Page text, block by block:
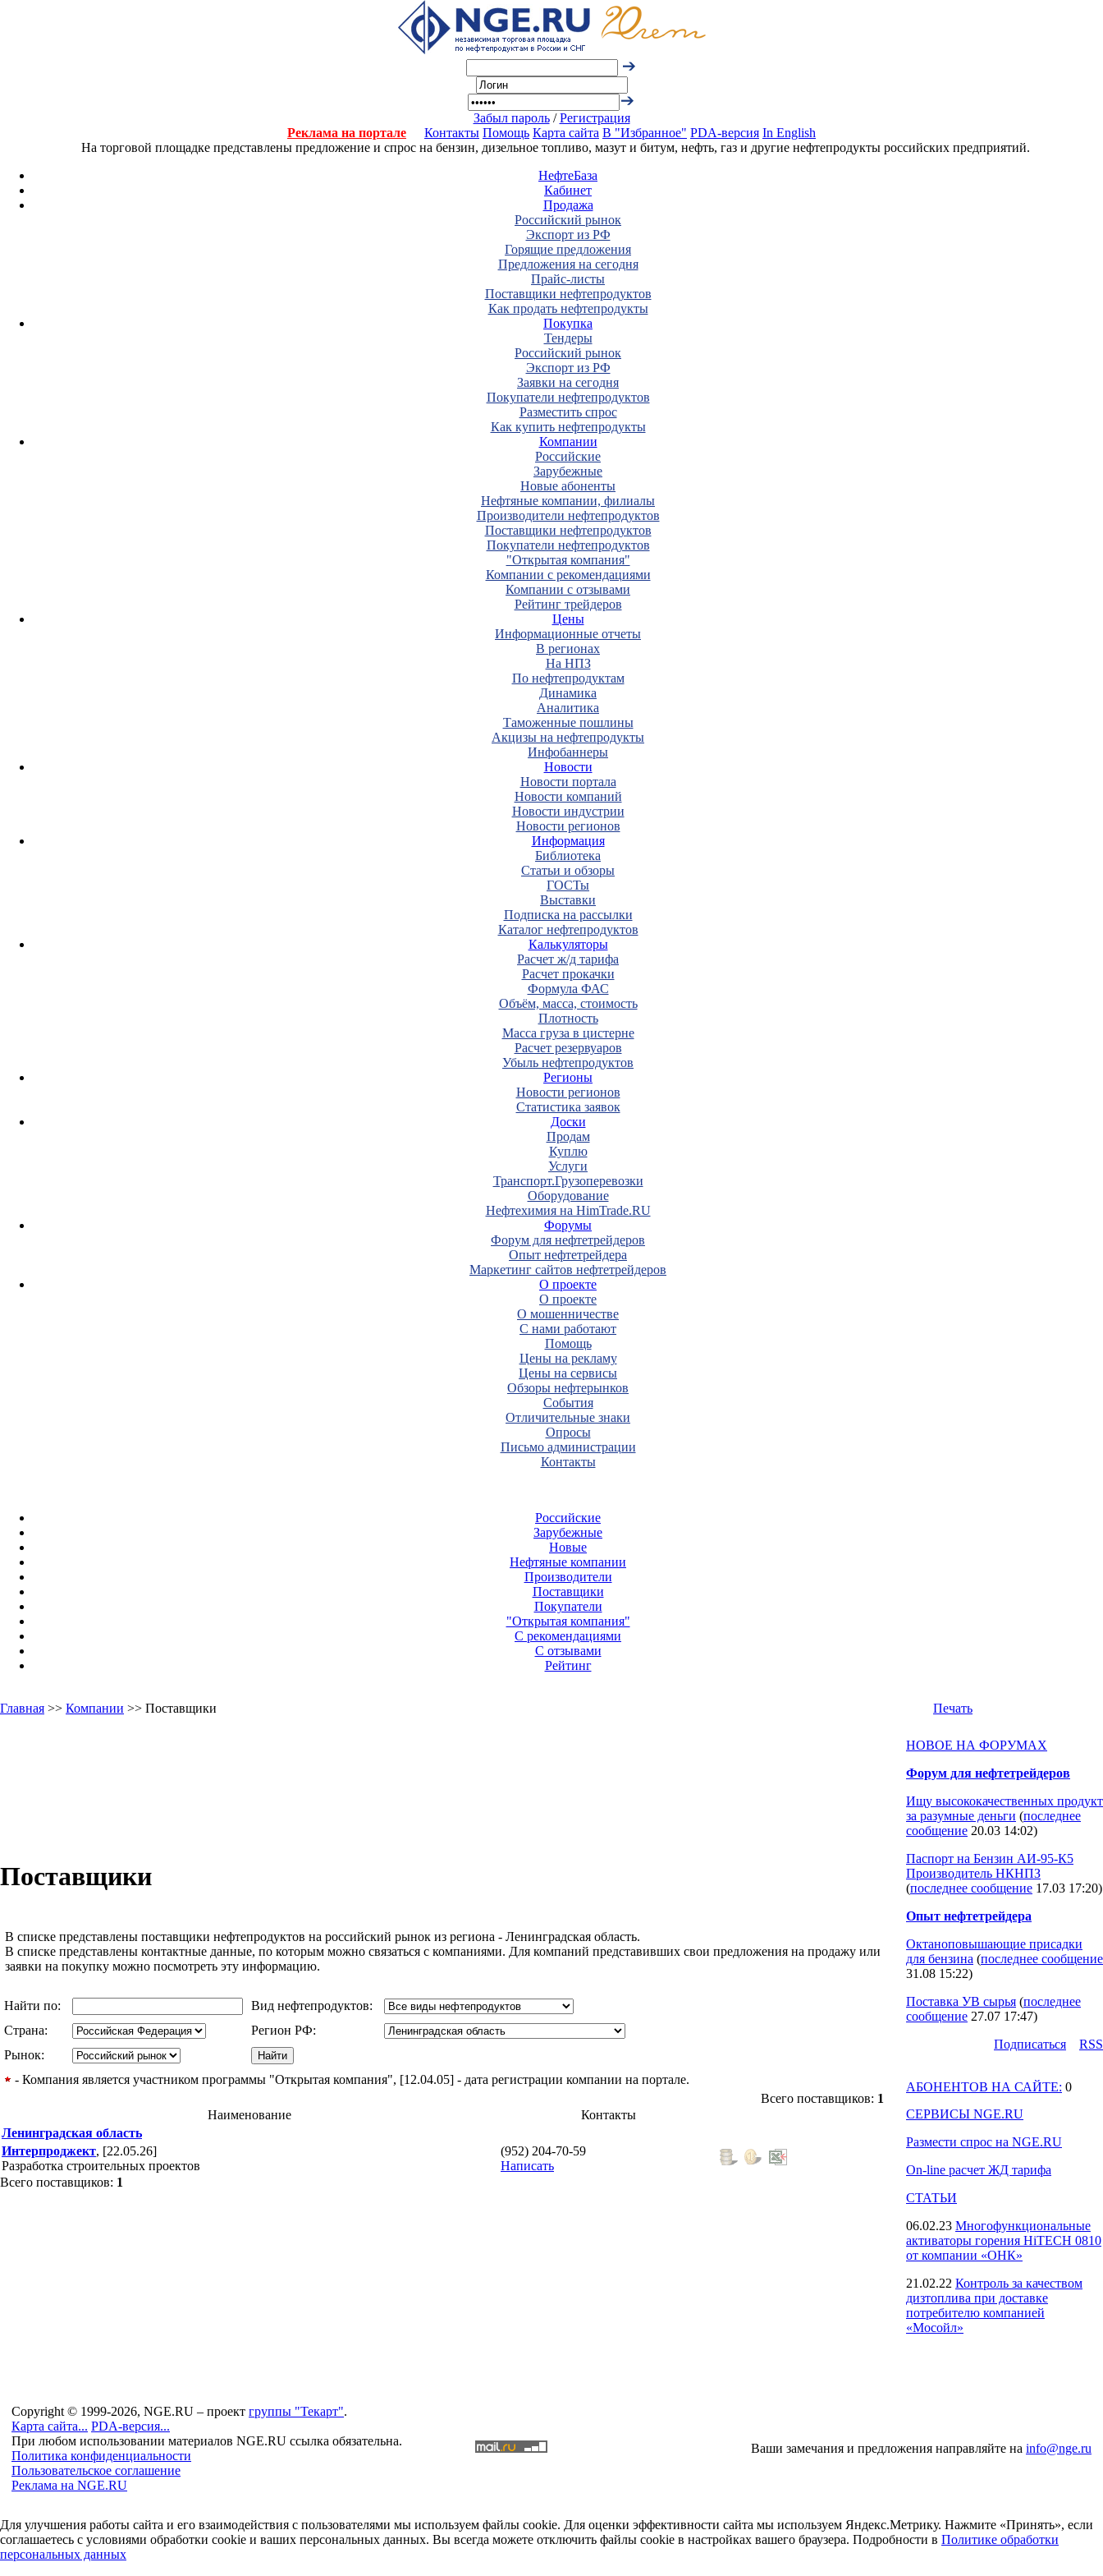
Забыл пароль/Регистрация
Реклама на портале
Контакты Помощь Карта сайта В "Избранное" PDA-версия In English
На торговой площадке представлены предложение и спрос на бензин, дизельное топливо, мазут и битум, нефть, газ и другие нефтепродукты российских предприятий.
НефтеБаза
Кабинет
Продажа
Российский рынок
Экспорт из РФ
Горящие предложения
Предложения на сегодня
Прайс-листы
Поставщики нефтепродуктов
Как продать нефтепродукты
Покупка
Тендеры
Российский рынок
Экспорт из РФ
Заявки на сегодня
Покупатели нефтепродуктов
Разместить спрос
Как купить нефтепродукты
Компании
Российские
Зарубежные
Новые абоненты
Нефтяные компании, филиалы
Производители нефтепродуктов
Поставщики нефтепродуктов
Покупатели нефтепродуктов
"Открытая компания"
Компании с рекомендациями
Компании с отзывами
Рейтинг трейдеров
Цены
Информационные отчеты
В регионах
На НПЗ
По нефтепродуктам
Динамика
Аналитика
Таможенные пошлины
Акцизы на нефтепродукты
Инфобаннеры
Новости
Новости портала
Новости компаний
Новости индустрии
Новости регионов
Информация
Библиотека
Статьи и обзоры
ГОСТы
Выставки
Подписка на рассылки
Каталог нефтепродуктов
Калькуляторы
Расчет ж/д тарифа
Расчет прокачки
Формула ФАС
Объём, масса, стоимость
Плотность
Масса груза в цистерне
Расчет резервуаров
Убыль нефтепродуктов
Регионы
Новости регионов
Статистика заявок
Доски
Продам
Куплю
Услуги
Транспорт.Грузоперевозки
Оборудование
Нефтехимия на HimTrade.RU
Форумы
Форум для нефтетрейдеров
Опыт нефтетрейдера
Маркетинг сайтов нефтетрейдеров
О проекте
О проекте
О мошенничестве
С нами работают
Помощь
Цены на рекламу
Цены на сервисы
Обзоры нефтерынков
События
Отличительные знаки
Опросы
Письмо администрации
Контакты
Российские
Зарубежные
Новые
Нефтяные компании
Производители
Поставщики
Покупатели
"Открытая компания"
С рекомендациями
С отзывами
Рейтинг
Главная >> Компании >> Поставщики Печать
Поставщики
В списке представлены поставщики нефтепродуктов на российский рынок из региона - Ленинградская область.
В списке представлены контактные данные, по которым можно связаться с компаниями. Для компаний представивших свои предложения на продажу или
заявки на покупку можно посмотреть эту информацию.
Найти по:
Вид нефтепродуктов:
Страна:
Регион РФ:
Рынок:
- Компания является участником программы "Открытая компания", [12.04.05] - дата регистрации компании на портале.
Всего поставщиков: 1
Наименование
Контакты
Ленинградская область
Интерпроджект, [22.05.26]
Разработка строительных проектов
(952) 204-70-59
Написать
Всего поставщиков: 1
НОВОЕ НА ФОРУМАХ
Форум для нефтетрейдеров
Ищу высококачественных продукт
за разумные деньги (последнее
сообщение 20.03 14:02)
Паспорт на Бензин АИ-95-К5
Производитель НКНПЗ
(последнее сообщение 17.03 17:20)
Опыт нефтетрейдера
Октаноповышающие присадки
для бензина (последнее сообщение
31.08 15:22)
Поставка УВ сырья (последнее
сообщение 27.07 17:47)
Подпиcаться
RSS
АБОНЕНТОВ НА САЙТЕ: 0
СЕРВИСЫ NGE.RU
Размести спрос на NGE.RU
On-line расчет ЖД тарифа
СТАТЬИ
06.02.23 Многофункциональные
активаторы горения HiTECH 0810
от компании «ОНК»
21.02.22 Контроль за качеством
дизтоплива при доставке
потребителю компанией
«Мосойл»
Copyright © 1999-2026, NGE.RU – проект группы "Текарт".
Карта сайта... PDA-версия...
При любом использовании материалов NGE.RU ссылка обязательна.
Политика конфиденциальности
Пользовательское соглашение
Реклама на NGE.RU
Ваши замечания и предложения направляйте на info@nge.ru
Для улучшения работы сайта и его взаимодействия с пользователями мы используем файлы cookie. Для оценки эффективности сайта мы используем Яндекс.Метрику. Нажмите «Принять», если
соглашаетесь с условиями обработки cookie и ваших персональных данных. Вы всегда можете отключить файлы cookie в настройках вашего браузера. Подробности в Политике обработки
персональных данных